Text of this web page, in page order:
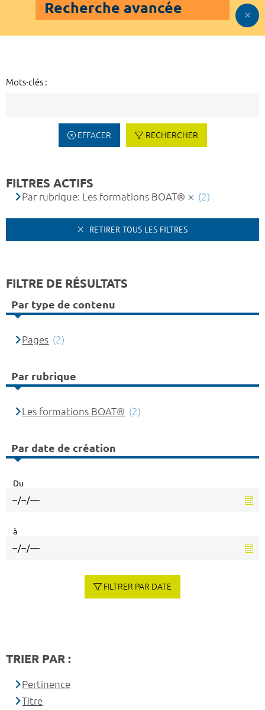
Recherche avancée
Mots-clés :
EFFACER RECHERCHER
FILTRES ACTIFS
Par rubrique: Les formations BOAT® (2)
RETIRER TOUS LES FILTRES
FILTRE DE RÉSULTATS
Par type de contenu
Pages (2)
Par rubrique
Les formations BOAT® (2)
Par date de création
Du
à
FILTRER PAR DATE
TRIER PAR :
Pertinence
Titre